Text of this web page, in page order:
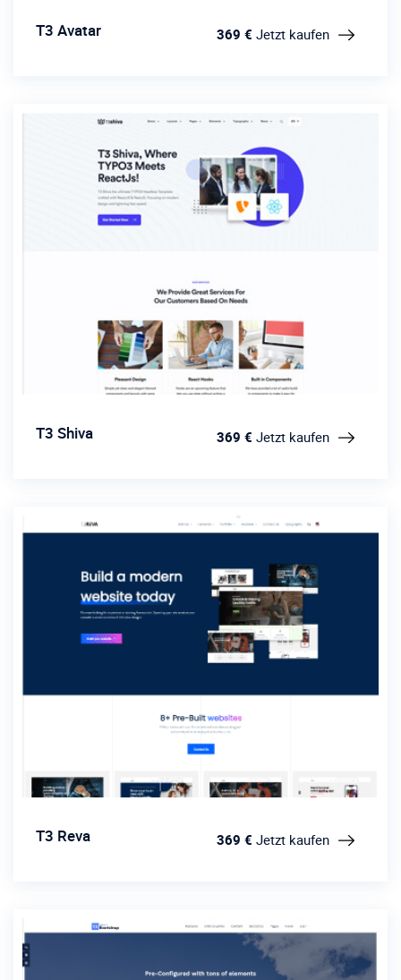
T3 Avatar 369 € Jetzt kaufen
T3 Shiva 369 € Jetzt kaufen
T3 Reva 369 € Jetzt kaufen